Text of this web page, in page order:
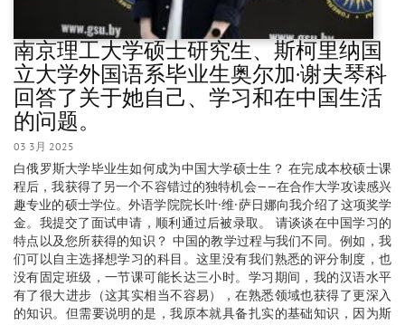
南京理工大学硕士研究生、斯柯里纳国
立大学外国语系毕业生奥尔加·谢夫琴科
回答了关于她自己、学习和在中国生活
的问题。
03 3月 2025
白俄罗斯大学毕业生如何成为中国大学硕士生？ 在完成本校硕士课
程后，我获得了另一个不容错过的独特机会——在合作大学攻读感兴
趣专业的硕士学位。外语学院院长叶·维·萨日娜向我介绍了这项奖学
金。我提交了面试申请，顺利通过后被录取。 请谈谈在中国学习的
特点以及您所获得的知识？ 中国的教学过程与我们不同。例如，我
们可以自主选择想学习的科目。这里没有我们熟悉的评分制度，也
没有固定班级，一节课可能长达三小时。学习期间，我的汉语水平
有了很大进步（这其实相当不容易），在熟悉领域也获得了更深入
的知识。但需要说明的是，我原本就具备扎实的基础知识，因为斯